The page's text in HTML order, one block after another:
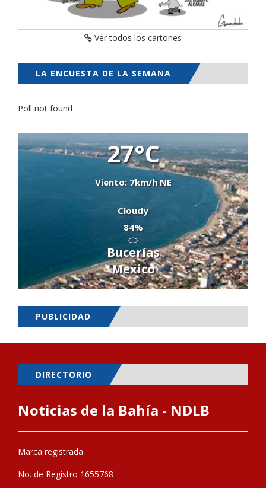
Ver todos los cartones
LA ENCUESTA DE LA SEMANA
Poll not found
27°C
Viento: 7km/h NE
Cloudy
84%
Bucerías
Mexico
PUBLICIDAD
DIRECTORIO
Noticias de la Bahía - NDLB
Marca registrada
No. de Registro 1655768